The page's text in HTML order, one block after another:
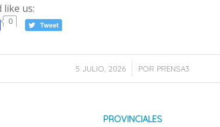
like us:
0
5 JULIO, 2026
/ POR PRENSA3
PROVINCIALES